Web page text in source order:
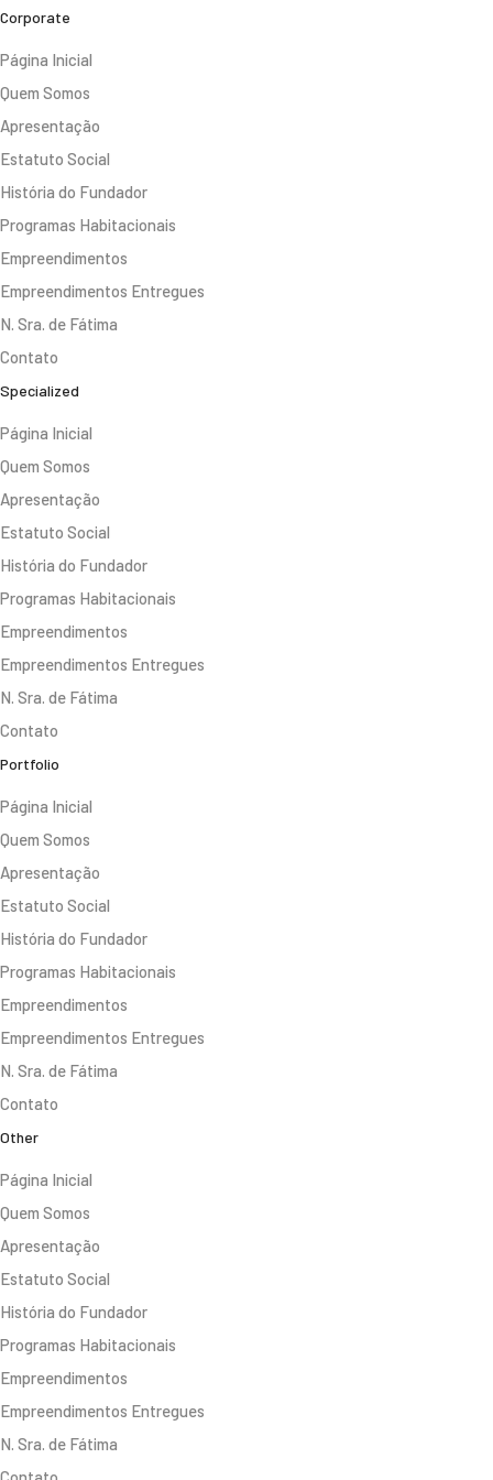
Corporate
Página Inicial
Quem Somos
Apresentação
Estatuto Social
História do Fundador
Programas Habitacionais
Empreendimentos
Empreendimentos Entregues
N. Sra. de Fátima
Contato
Specialized
Página Inicial
Quem Somos
Apresentação
Estatuto Social
História do Fundador
Programas Habitacionais
Empreendimentos
Empreendimentos Entregues
N. Sra. de Fátima
Contato
Portfolio
Página Inicial
Quem Somos
Apresentação
Estatuto Social
História do Fundador
Programas Habitacionais
Empreendimentos
Empreendimentos Entregues
N. Sra. de Fátima
Contato
Other
Página Inicial
Quem Somos
Apresentação
Estatuto Social
História do Fundador
Programas Habitacionais
Empreendimentos
Empreendimentos Entregues
N. Sra. de Fátima